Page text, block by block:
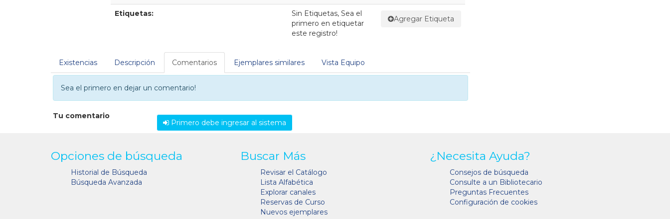
Etiquetas:
Agregar Etiqueta
Sin Etiquetas, Sea el
primero en etiquetar
este registro!
Existencias Descripción Comentarios Ejemplares similares Vista Equipo
Sea el primero en dejar un comentario!
Tu comentario
Primero debe ingresar al sistema
Opciones de búsqueda
Historial de Búsqueda
Búsqueda Avanzada
Buscar Más
Revisar el Catálogo
Lista Alfabética
Explorar canales
Reservas de Curso
Nuevos ejemplares
¿Necesita Ayuda?
Consejos de búsqueda
Consulte a un Bibliotecario
Preguntas Frecuentes
Configuración de cookies